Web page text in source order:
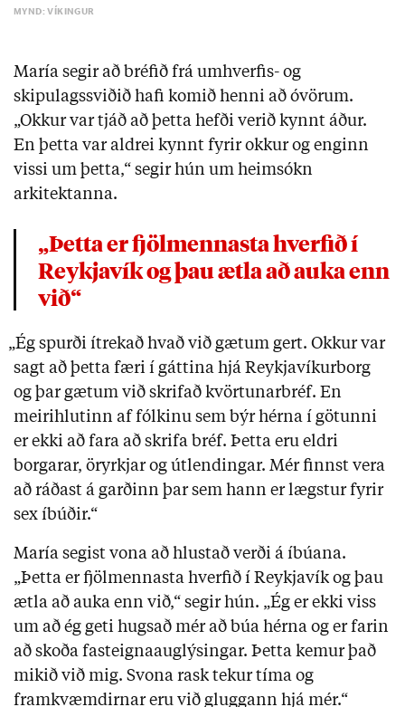
MYND: VÍKINGUR
María segir að bréfið frá umhverfis- og
skipulagssviðið hafi komið henni að óvörum.
„Okkur var tjáð að þetta hefði verið kynnt áður.
En þetta var aldrei kynnt fyrir okkur og enginn
vissi um þetta,“ segir hún um heimsókn
arkitektanna.
„Þetta er fjölmennasta hverfið í
Reykjavík og þau ætla að auka enn
við“
„Ég spurði ítrekað hvað við gætum gert. Okkur var
sagt að þetta færi í gáttina hjá Reykjavíkurborg
og þar gætum við skrifað kvörtunarbréf. En
meirihlutinn af fólkinu sem býr hérna í götunni
er ekki að fara að skrifa bréf. Þetta eru eldri
borgarar, öryrkjar og útlendingar. Mér finnst vera
að ráðast á garðinn þar sem hann er lægstur fyrir
sex íbúðir.“
María segist vona að hlustað verði á íbúana.
„Þetta er fjölmennasta hverfið í Reykjavík og þau
ætla að auka enn við,“ segir hún. „Ég er ekki viss
um að ég geti hugsað mér að búa hérna og er farin
að skoða fasteignaauglýsingar. Þetta kemur það
mikið við mig. Svona rask tekur tíma og
framkvæmdirnar eru við gluggann hjá mér.“